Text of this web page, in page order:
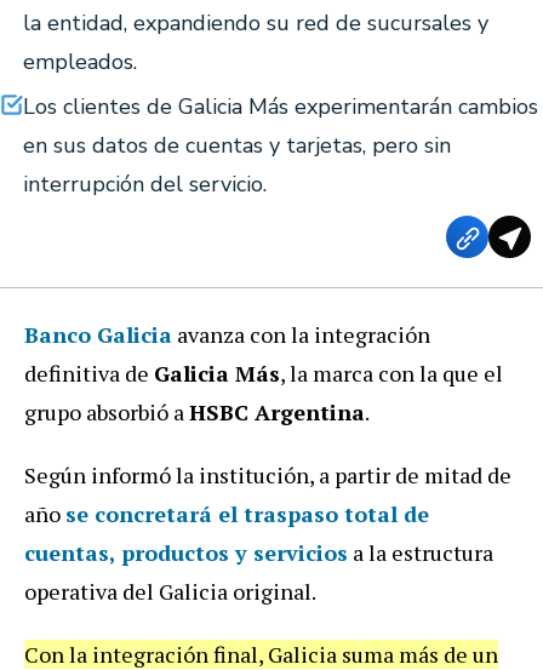
la entidad, expandiendo su red de sucursales y
empleados.
Los clientes de Galicia Más experimentarán cambios
en sus datos de cuentas y tarjetas, pero sin
interrupción del servicio.
Banco Galicia avanza con la integración
definitiva de Galicia Más, la marca con la que el
grupo absorbió aHSBC Argentina.
Según informó la institución, a partir de mitad de
año se concretará el traspaso total de
cuentas, productos y servicios a la estructura
operativa del Galicia original.
Con la integración final, Galicia suma más de un